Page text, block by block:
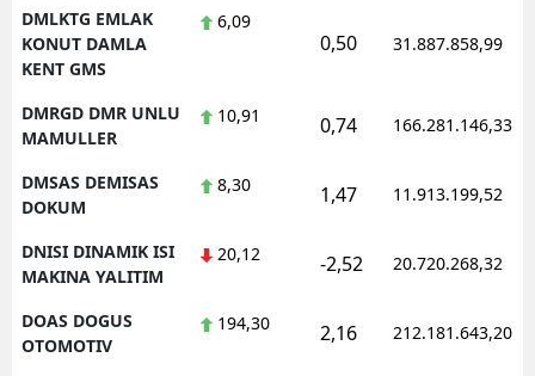
DMLKTG EMLAK
KONUT DAMLA
KENT GMS
6,09
0,50 31.887.858,99
DMRGD DMR UNLU
MAMULLER
10,91 0,74 166.281.146,33
DMSAS DEMISAS
DOKUM
8,30 1,47 11.913.199,52
DNISI DINAMIK ISI
MAKINA YALITIM
20,12 -2,52 20.720.268,32
DOAS DOGUS
OTOMOTIV
194,30 2,16 212.181.643,20